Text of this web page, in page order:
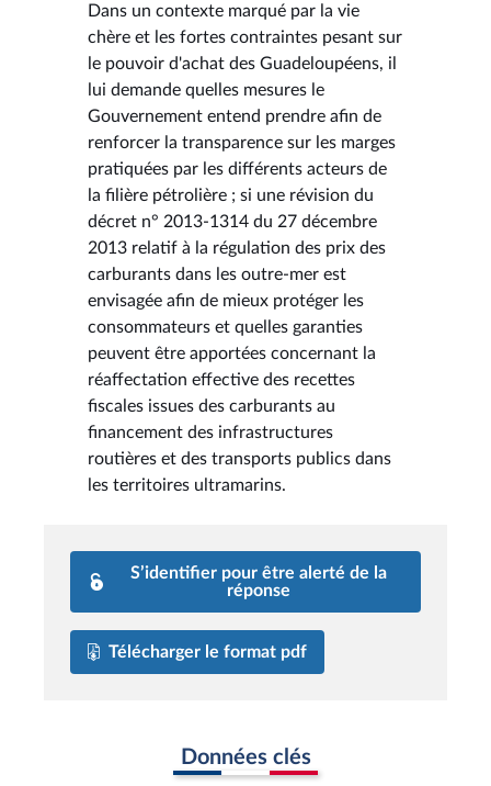
Dans un contexte marqué par la vie
chère et les fortes contraintes pesant sur
le pouvoir d'achat des Guadeloupéens, il
lui demande quelles mesures le
Gouvernement entend prendre afin de
renforcer la transparence sur les marges
pratiquées par les différents acteurs de
la filière pétrolière ; si une révision du
décret n° 2013-1314 du 27 décembre
2013 relatif à la régulation des prix des
carburants dans les outre-mer est
envisagée afin de mieux protéger les
consommateurs et quelles garanties
peuvent être apportées concernant la
réaffectation effective des recettes
fiscales issues des carburants au
financement des infrastructures
routières et des transports publics dans
les territoires ultramarins.
S’identifier pour être alerté de la
réponse
Télécharger le format pdf
Données clés